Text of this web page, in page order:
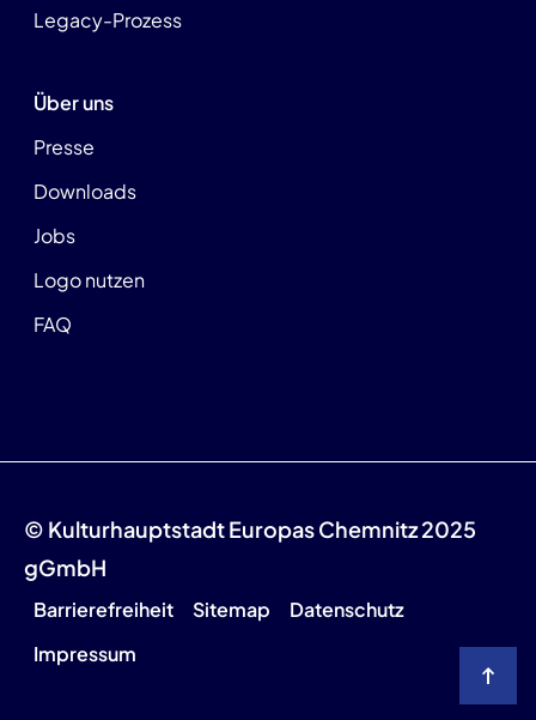
Legacy-Prozess
Über uns
Presse
Downloads
Jobs
Logo nutzen
FAQ
© Kulturhauptstadt Europas Chemnitz 2025
gGmbH
Barrierefreiheit Sitemap
Datenschutz
Impressum